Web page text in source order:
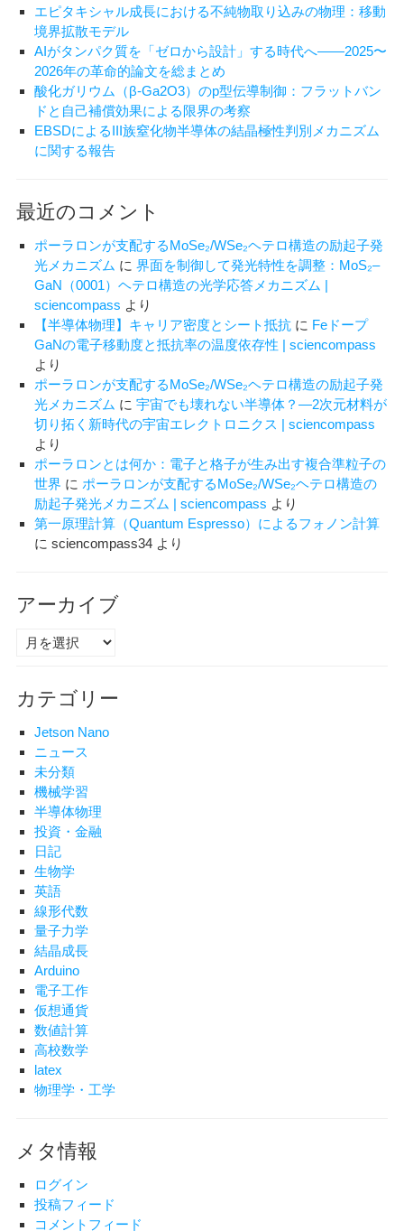
重
を
エピタキシャル成長における不純物取り込みの物理：移動
境界拡散モデル
AIがタンパク質を「ゼロから設計」する時代へ——2025〜
2026年の革命的論文を総まとめ
酸化ガリウム（β-Ga2O3）のp型伝導制御：フラットバン
ドと自己補償効果による限界の考察
EBSDによるIII族窒化物半導体の結晶極性判別メカニズム
に関する報告
最近のコメント
ポーラロンが支配するMoSe₂/WSe₂ヘテロ構造の励起子発
光メカニズム に 界面を制御して発光特性を調整：MoS₂–
GaN（0001）ヘテロ構造の光学応答メカニズム |
sciencompass より
【半導体物理】キャリア密度とシート抵抗に Feドープ
GaNの電子移動度と抵抗率の温度依存性 | sciencompass
より
ポーラロンが支配するMoSe₂/WSe₂ヘテロ構造の励起子発
光メカニズム に 宇宙でも壊れない半導体？―2次元材料が
切り拓く新時代の宇宙エレクトロニクス | sciencompass
より
ポーラロンとは何か：電子と格子が生み出す複合準粒子の
世界 に ポーラロンが支配するMoSe₂/WSe₂ヘテロ構造の
励起子発光メカニズム | sciencompass より
第一原理計算（Quantum Espresso）によるフォノン計算
に sciencompass34より
アーカイブ
ア
イ
カテゴリー
Jetson Nano
ニュース
未分類
機械学習
半導体物理
投資・金融
日記
生物学
英語
線形代数
量子力学
結晶成長
Arduino
電子工作
仮想通貨
数値計算
高校数学
latex
物理学・工学
メタ情報
ログイン
投稿フィード
コメントフィード